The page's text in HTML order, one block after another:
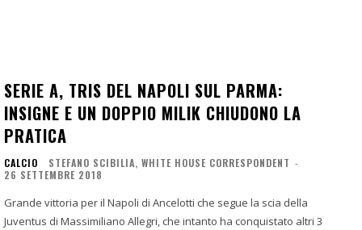
SERIE A, TRIS DEL NAPOLI SUL PARMA:
INSIGNE E UN DOPPIO MILIK CHIUDONO LA
PRATICA
CALCIO STEFANO SCIBILIA, WHITE HOUSE CORRESPONDENT -
26 SETTEMBRE 2018
Grande vittoria per il Napoli di Ancelotti che segue la scia della
Juventus di Massimiliano Allegri, che intanto ha conquistato altri 3